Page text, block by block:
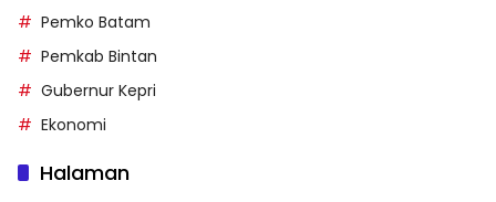
Pemko Batam
Pemkab Bintan
Gubernur Kepri
Ekonomi
Halaman